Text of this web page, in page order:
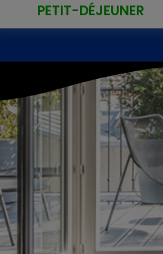
PETIT-DÉJEUNER